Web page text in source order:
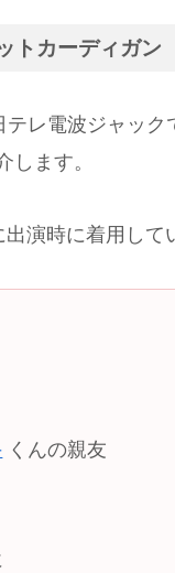
トカーディガン
レ電波ジャック
します。
演時に着用して
くんの親友